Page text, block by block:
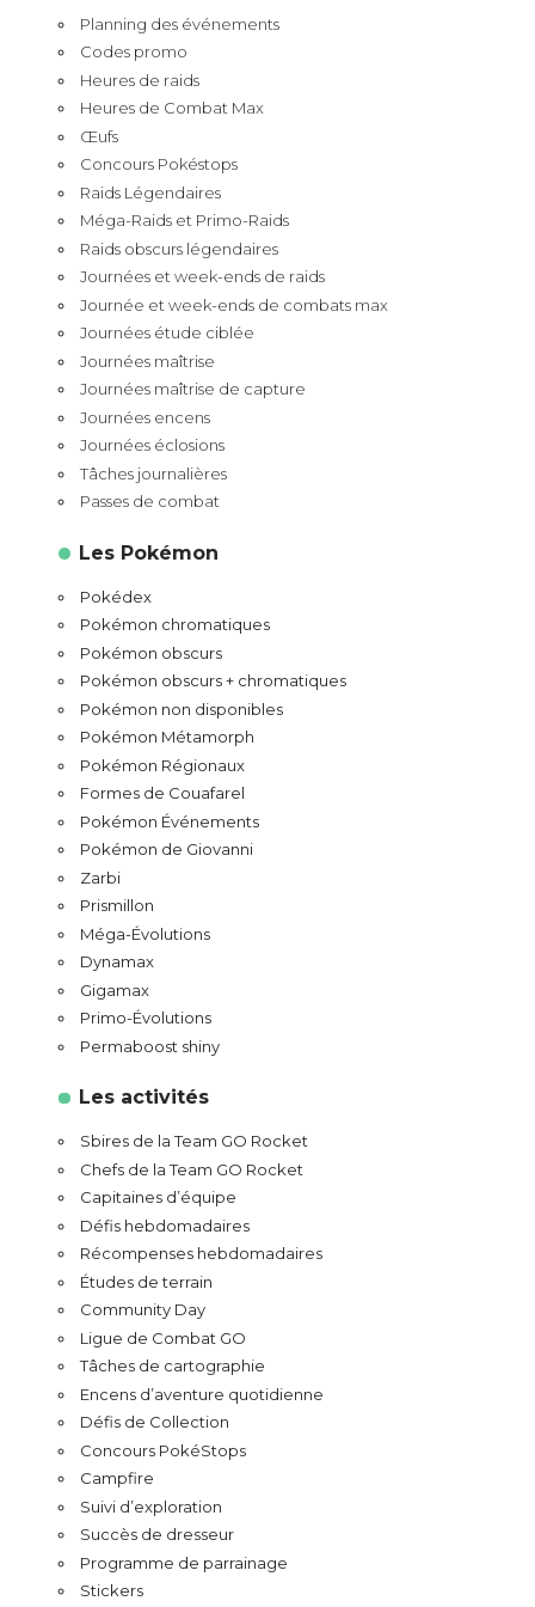
Planning des événements
Codes promo
Heures de raids
Heures de Combat Max
Œufs
Concours Pokéstops
Raids Légendaires
Méga-Raids et Primo-Raids
Raids obscurs légendaires
Journées et week-ends de raids
Journée et week-ends de combats max
Journées étude ciblée
Journées maîtrise
Journées maîtrise de capture
Journées encens
Journées éclosions
Tâches journalières
Passes de combat
Les Pokémon
Pokédex
Pokémon chromatiques
Pokémon obscurs
Pokémon obscurs + chromatiques
Pokémon non disponibles
Pokémon Métamorph
Pokémon Régionaux
Formes de Couafarel
Pokémon Événements
Pokémon de Giovanni
Zarbi
Prismillon
Méga-Évolutions
Dynamax
Gigamax
Primo-Évolutions
Permaboost shiny
Les activités
Sbires de la Team GO Rocket
Chefs de la Team GO Rocket
Capitaines d’équipe
Défis hebdomadaires
Récompenses hebdomadaires
Études de terrain
Community Day
Ligue de Combat GO
Tâches de cartographie
Encens d’aventure quotidienne
Défis de Collection
Concours PokéStops
Campfire
Suivi d’exploration
Succès de dresseur
Programme de parrainage
Stickers